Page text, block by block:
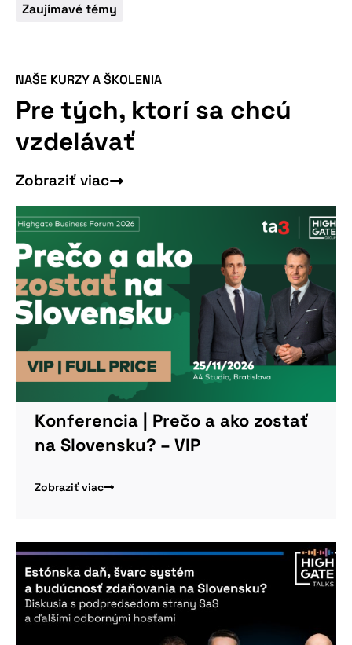
Zaujímavé témy
NAŠE KURZY A ŠKOLENIA
Pre tých, ktorí sa chcú
vzdelávať
Zobraziť viac
Konferencia | Prečo a ako zostať
na Slovensku? – VIP
Zobraziť viac